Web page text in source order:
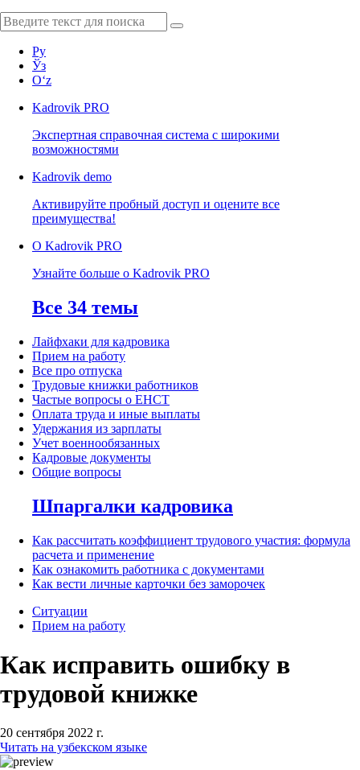
Ру
Ўз
Oʻz
Kadrovik PRO
Экспертная справочная система с широкими
возможностями
Kadrovik demo
Активируйте пробный доступ и оцените все
преимущества!
О Kadrovik PRO
Узнайте больше о Kadrovik PRO
Все 34 темы
Лайфхаки для кадровика
Прием на работу
Все про отпуска
Трудовые книжки работников
Частые вопросы о ЕНСТ
Оплата труда и иные выплаты
Удержания из зарплаты
Учет военнообязанных
Кадровые документы
Общие вопросы
Шпаргалки кадровика
Как рассчитать коэффициент трудового участия: формула
расчета и применение
Как ознакомить работника с документами
Как вести личные карточки без заморочек
Ситуации
Прием на работу
Как исправить ошибку в
трудовой книжке
20 сентября 2022 г.
Читать на узбекском языке